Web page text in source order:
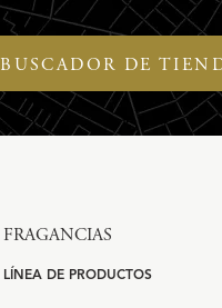
BUSCADOR DE
FRAGANCIAS
LÍNEA DE PRODUCTOS